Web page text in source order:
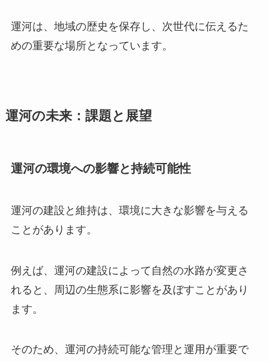
運河は、地域の歴史を保存し、次世代に伝えるた
めの重要な場所となっています。
運河の未来：課題と展望
運河の環境への影響と持続可能性
運河の建設と維持は、環境に大きな影響を与える
ことがあります。
例えば、運河の建設によって自然の水路が変更さ
れると、周辺の生態系に影響を及ぼすことがあり
ます。
そのため、運河の持続可能な管理と運用が重要で